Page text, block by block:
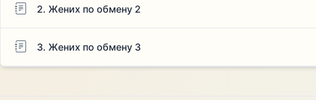
2. Жених по обмену 2
3. Жених по обмену 3